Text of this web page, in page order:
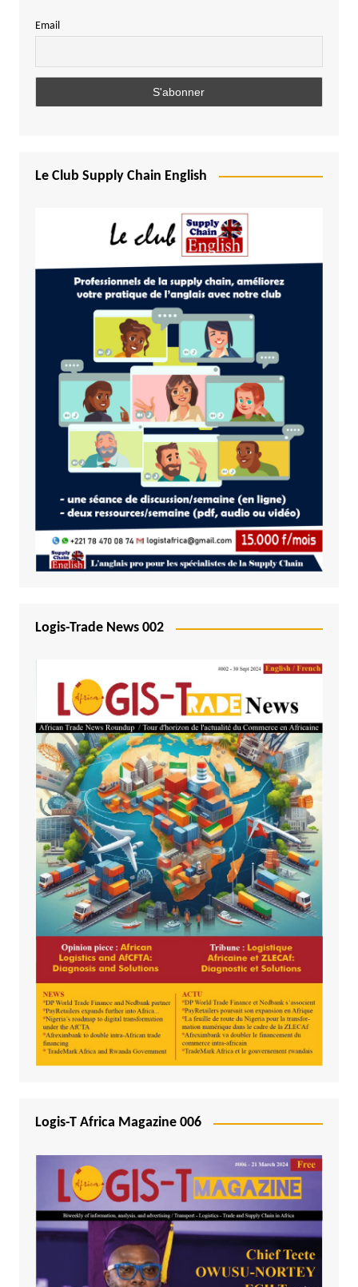
Email
Le Club Supply Chain English
Logis-Trade News 002
Logis-T Africa Magazine 006